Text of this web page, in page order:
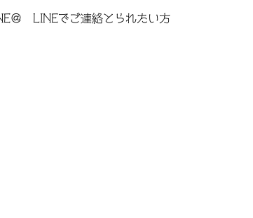
＠ LINEでご連絡とられたい方